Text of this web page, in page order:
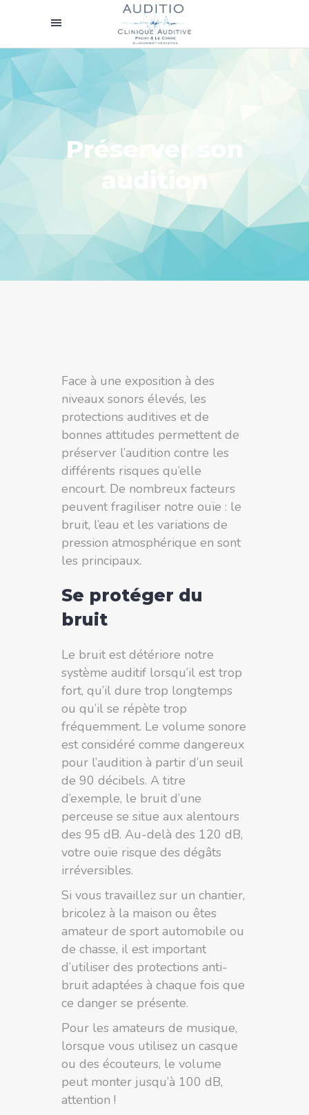
Préserver son
audition
Face à une exposition à des
niveaux sonors élevés, les
protections auditives et de
bonnes attitudes permettent de
préserver l’audition contre les
différents risques qu’elle
encourt. De nombreux facteurs
peuvent fragiliser notre ouïe : le
bruit, l’eau et les variations de
pression atmosphérique en sont
les principaux.
Se protéger du
bruit
Le bruit est détériore notre
système auditif lorsqu’il est trop
fort, qu’il dure trop longtemps
ou qu’il se répète trop
fréquemment. Le volume sonore
est considéré comme dangereux
pour l’audition à partir d’un seuil
de 90 décibels. A titre
d’exemple, le bruit d’une
perceuse se situe aux alentours
des 95 dB. Au-delà des 120 dB,
votre ouïe risque des dégâts
irréversibles.
Si vous travaillez sur un chantier,
bricolez à la maison ou êtes
amateur de sport automobile ou
de chasse, il est important
d’utiliser des protections anti-
bruit adaptées à chaque fois que
ce danger se présente.
Pour les amateurs de musique,
lorsque vous utilisez un casque
ou des écouteurs, le volume
peut monter jusqu’à 100 dB,
attention !